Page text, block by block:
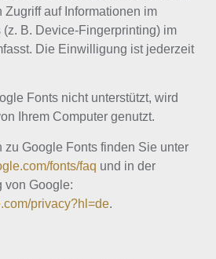
auf Informationen im
(z. B. Device-Fingerprinting) im
Die Einwilligung ist jederzeit
Fonts nicht unterstützt, wird
Ihrem Computer genutzt.
zu Google Fonts finden Sie unter
fonts/faq und in der
von Google:
privacy?hl=de.